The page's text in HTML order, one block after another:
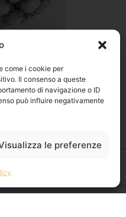
come i cookie per
Il consenso a queste
di navigazione o ID
può influire negativamente
le preferenze